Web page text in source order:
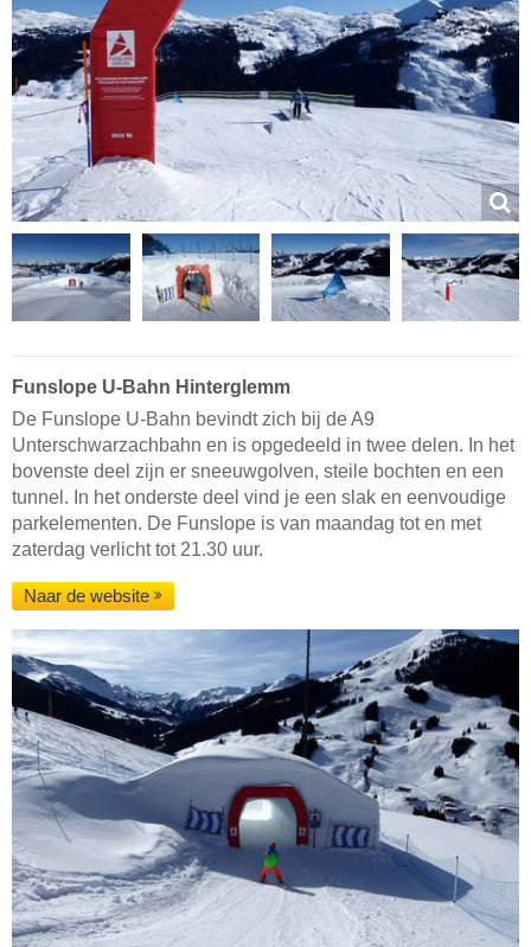
Funslope U-Bahn Hinterglemm
De Funslope U-Bahn bevindt zich bij de A9
Unterschwarzachbahn en is opgedeeld in twee delen. In het
bovenste deel zijn er sneeuwgolven, steile bochten en een
tunnel. In het onderste deel vind je een slak en eenvoudige
parkelementen. De Funslope is van maandag tot en met
zaterdag verlicht tot 21.30 uur.
Naar de website